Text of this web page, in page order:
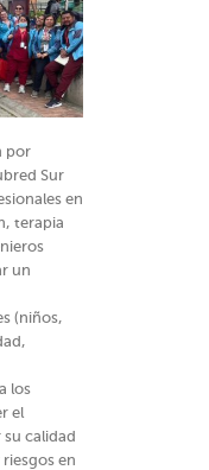
por
Sur
en
terapia
un
(niños,
los
el
calidad
en